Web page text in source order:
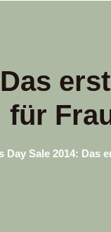
für
Day Sale 2014: